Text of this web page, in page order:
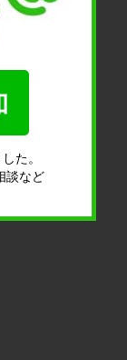
た。
談など